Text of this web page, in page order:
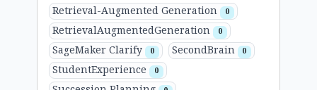
Retrieval-Augmented Generation 0
RetrievalAugmentedGeneration 0
SageMaker Clarify 0 SecondBrain 0
StudentExperience 0